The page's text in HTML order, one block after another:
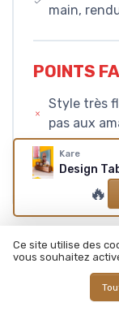
main,
POINTS
Style très
pas aux
Pas de
même
NOTE DE LA
Kare
🔥
Ce site utilise des
vous souhaitez